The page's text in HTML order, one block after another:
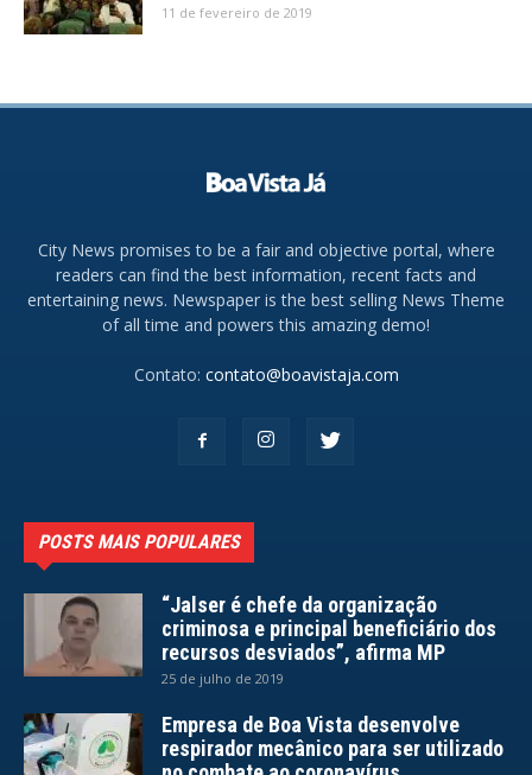
11 de fevereiro de 2019
City News promises to be a fair and objective portal, where
readers can find the best information, recent facts and
entertaining news. Newspaper is the best selling News Theme
of all time and powers this amazing demo!
Contato: contato@boavistaja.com
POSTS MAIS POPULARES
“Jalser é chefe da organização
criminosa e principal beneficiário dos
recursos desviados”, afirma MP
25 de julho de 2019
Empresa de Boa Vista desenvolve
respirador mecânico para ser utilizado